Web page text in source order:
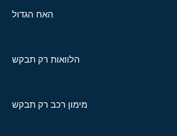
האח הגדול
הלוואות רק תבקש
מימון רכב רק תבקש